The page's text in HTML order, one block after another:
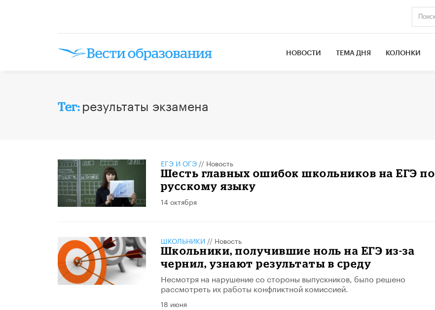
НОВОСТИ ТЕМА ДНЯ КОЛОНКИ
Тег: результаты экзамена
ЕГЭ И ОГЭ// Новость
Шесть главных ошибок школьников на ЕГЭ по
русскому языку
14 октября
ШКОЛЬНИКИ // Новость
Школьники, получившие ноль на ЕГЭ из-за
чернил, узнают результаты в среду
Несмотря на нарушение со стороны выпускников, было решено
рассмотреть их работы конфликтной комиссией.
18 июня